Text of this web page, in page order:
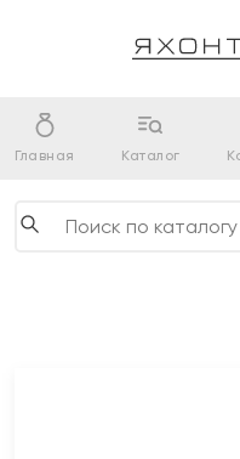
Главная Каталог